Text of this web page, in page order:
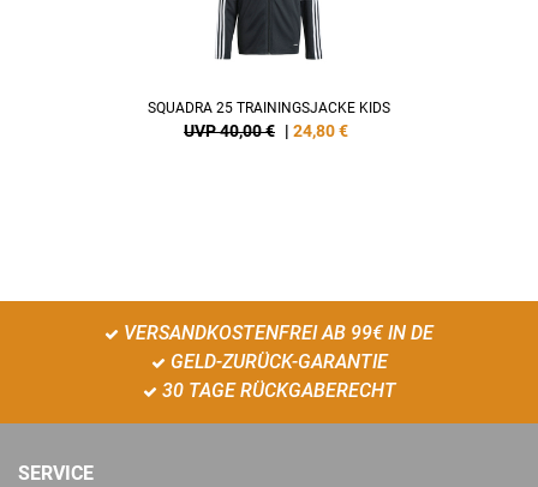
SQUADRA 25 TRAININGSJACKE KIDS
UVP 40,00 € | 24,80€
VERSANDKOSTENFREI AB 99€ IN DE
GELD-ZURÜCK-GARANTIE
30 TAGE RÜCKGABERECHT
SERVICE